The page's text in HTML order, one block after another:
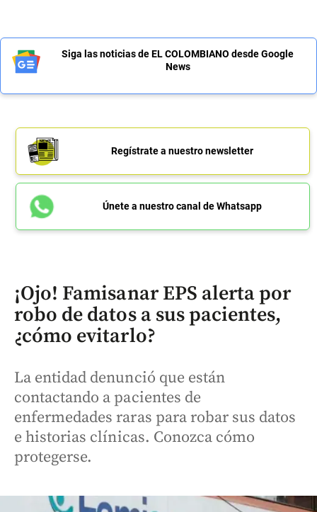
Siga las noticias de EL COLOMBIANO desde Google
News
Regístrate a nuestro newsletter
Únete a nuestro canal de Whatsapp
¡Ojo! Famisanar EPS alerta por
robo de datos a sus pacientes,
¿cómo evitarlo?
La entidad denunció que están
contactando a pacientes de
enfermedades raras para robar sus datos
e historias clínicas. Conozca cómo
protegerse.